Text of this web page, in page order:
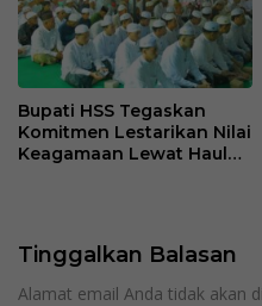
Bupati HSS Tegaskan
Komitmen Lestarikan Nilai
Keagamaan Lewat Haul
Tinggalkan Balasan
Alamat email Anda tidak akan